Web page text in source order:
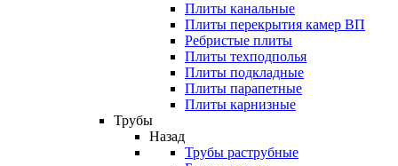
Плиты канальные
Плиты перекрытия камер ВП
Ребристые плиты
Плиты техподполья
Плиты подкладные
Плиты парапетные
Плиты карнизные
Трубы
Назад
Трубы раструбные